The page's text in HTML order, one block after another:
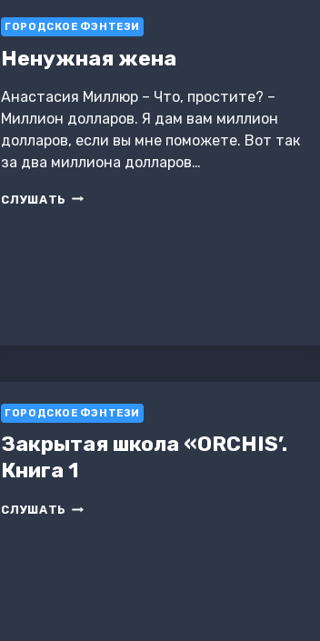
ГОРОДСКОЕ ФЭНТЕЗИ
Ненужная жена
Анастасия Миллюр – Что, простите? –
Миллион долларов. Я дам вам миллион
долларов, если вы мне поможете. Вот так
за два миллиона долларов…
СЛУШАТЬ НЕНУЖНАЯ
ГОРОДСКОЕ ФЭНТЕЗИ
Закрытая школа «ORCHIS’.
Книга 1
СЛУШАТЬ ЗАКРЫТАЯ